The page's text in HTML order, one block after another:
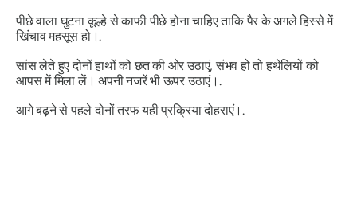
पीछे वाला घुटना कूल्हे से काफी पीछे होना चाहिए ताकि पैर के अगले हिस्से में
खिंचाव महसूस हो।.
सांस लेते हुए दोनों हाथों को छत की ओर उठाएं, संभव हो तो हथेलियों को
आपस में मिला लें। अपनी नजरें भी ऊपर उठाएं।.
आगे बढ़ने से पहले दोनों तरफ यही प्रक्रिया दोहराएं।.